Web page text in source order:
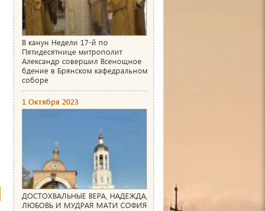
В канун Недели 17-й по
Пятидесятнице митрополит
Александр совершил Всенощное
бдение в Брянском кафедральном
соборе
1 Октября 2023
ДОСТОХВАЛЬНЫЕ ВЕРА, НАДЕЖДА,
ЛЮБОВЬ И МУДРАЯ МАТИ СОФИЯ